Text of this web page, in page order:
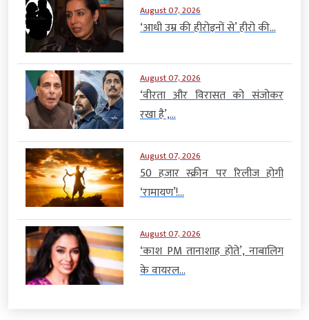
August 07, 2026
‘आधी उम्र की हीरोइनों से’ हीरो की...
August 07, 2026
‘वीरता और विरासत को संजोकर
रखा है’,...
August 07, 2026
50 हजार स्क्रीन पर रिलीज होगी
‘रामायण’!...
August 07, 2026
‘काश PM तानाशाह होते’, नाबालिग
के वायरल...